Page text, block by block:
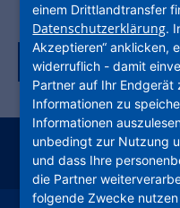
Zurück zur
instagram
einem Drittlandtransfer
Datenschutzerklärung.
Akzeptieren“ anklicken,
widerruflich - damit
Partner auf Ihr
Informationen zu
Informationen
unbedingt zur Nutzung
und dass Ihre
die Partner
folgende Zwecke